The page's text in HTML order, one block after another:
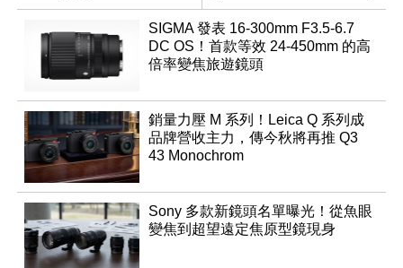
將問世
SIGMA 發表 16-300mm F3.5-6.7
DC OS！首款等效 24-450mm 的高
倍率變焦旅遊鏡頭
銷量力壓 M 系列！Leica Q 系列成
品牌營收主力，傳今秋將再推 Q3
43 Monochrom
Sony 多款新鏡頭名單曝光！從魚眼
變焦到超望遠定焦原型鏡現身